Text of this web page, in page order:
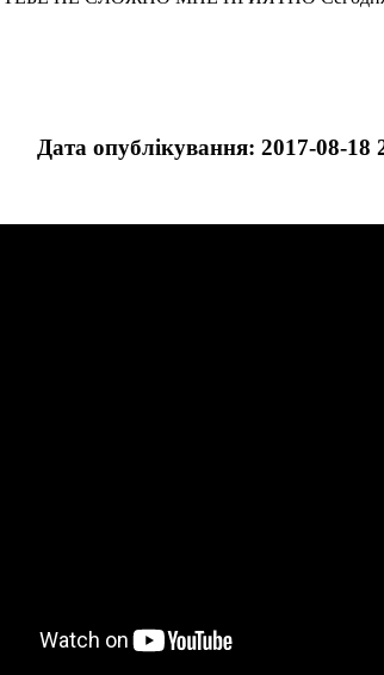
Дата опублікування: 2017-08-18